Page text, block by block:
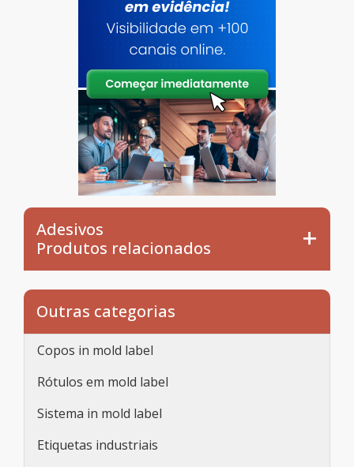
Adesivos
Produtos relacionados
Outras categorias
Copos in mold label
Rótulos em mold label
Sistema in mold label
Etiquetas industriais